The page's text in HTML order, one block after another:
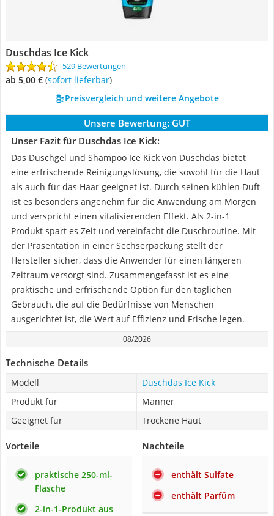
Duschdas Ice Kick
529 Bewertungen
ab 5,00 € ( Sofort lieferbar)
Preisvergleich und weitere Angebote
Unsere Bewertung: GUT
Unser Fazit für Duschdas Ice Kick:
Das Duschgel und Shampoo Ice Kick von Duschdas bietet
eine erfrischende Reinigungslösung, die sowohl für die Haut
als auch für das Haar geeignet ist. Durch seinen kühlen Duft
ist es besonders angenehm für die Anwendung am Morgen
und verspricht einen vitalisierenden Effekt. Als 2-in-1
Produkt spart es Zeit und vereinfacht die Duschroutine. Mit
der Präsentation in einer Sechserpackung stellt der
Hersteller sicher, dass die Anwender für einen längeren
Zeitraum versorgt sind. Zusammengefasst ist es eine
praktische und erfrischende Option für den täglichen
Gebrauch, die auf die Bedürfnisse von Menschen
ausgerichtet ist, die Wert auf Effizienz und Frische legen.
08/2026
Technische Details
Modell
Duschdas Ice Kick
Produkt für
Männer
Geeignet für
Trockene Haut
Vorteile
praktische 250-ml-
Flasche
2-in-1-Produkt aus
Nachteile
enthält Sulfate
enthält Parfüm